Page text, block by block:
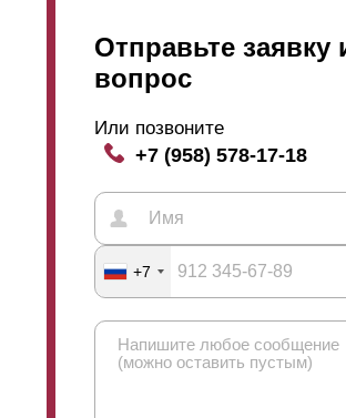
Отправьте заявку
вопрос
Или позвоните
+7 (958) 578-17-18
+7